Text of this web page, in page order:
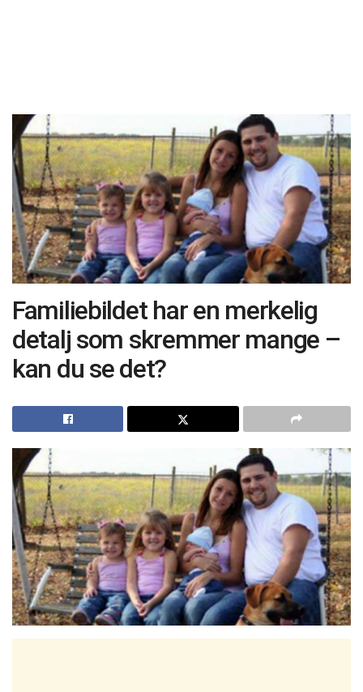
Familiebildet har en merkelig
detalj som skremmer mange –
kan du se det?